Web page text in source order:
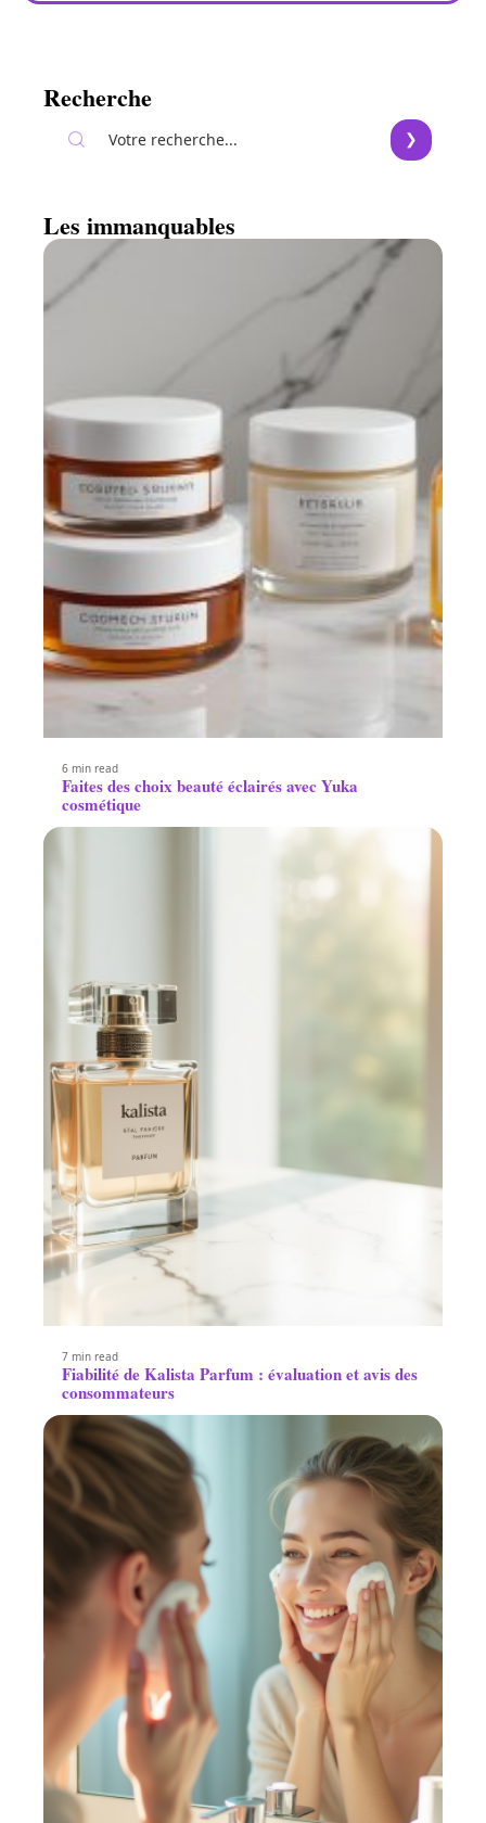
Recherche
Les immanquables
6 min read
Faites des choix beauté éclairés avec Yuka
cosmétique
7 min read
Fiabilité de Kalista Parfum : évaluation et avis des
consommateurs